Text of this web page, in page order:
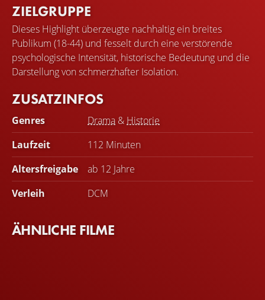
ZIELGRUPPE
Dieses Highlight überzeugte nachhaltig ein breites
Publikum (18-44) und fesselt durch eine verstörende
psychologische Intensität, historische Bedeutung und die
Darstellung von schmerzhafter Isolation.
ZUSATZINFOS
Genres Drama & Historie
Laufzeit
112 Minuten
Altersfreigabe
ab 12 Jahre
Verleih
DCM
ÄHNLICHE FILME